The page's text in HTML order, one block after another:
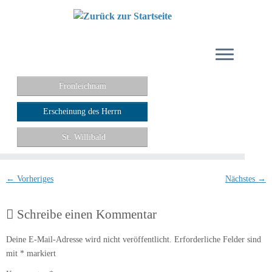
Fronleichnam
Erscheinung des Herrn
St. Willibald
← Vorheriges Nächstes →
Schreibe einen Kommentar
Deine E-Mail-Adresse wird nicht veröffentlicht. Erforderliche Felder sind
mit * markiert